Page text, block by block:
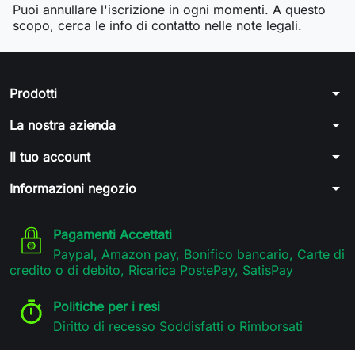
Puoi annullare l'iscrizione in ogni momenti. A questo
scopo, cerca le info di contatto nelle note legali.
Prodotti arrow_drop_down
La nostra azienda arrow_drop_down
Il tuo account arrow_drop_down
Informazioni negozio arrow_drop_down
Pagamenti Accettati
Paypal, Amazon pay, Bonifico bancario, Carte di
credito o di debito, Ricarica PostePay, SatisPay
Politiche per i resi
Diritto di recesso Soddisfatti o Rimborsati